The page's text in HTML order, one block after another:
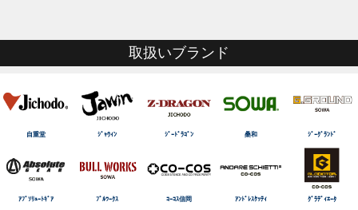
取扱いブランド
自重堂 ｼﾞｬｳｨﾝ ｼﾞｰﾄﾞﾗｺﾞﾝ 桑和 ｼﾞｰｸﾞﾗﾝﾄﾞ
ｱﾌﾞｿﾘｭｰﾄｷﾞｱ ﾌﾞﾙﾜｰｸｽ ｺｰｺｽ信岡 ｱﾝﾄﾞﾚｽｹｯﾃｨ ｸﾞﾗﾃﾞｨｴｰﾀ